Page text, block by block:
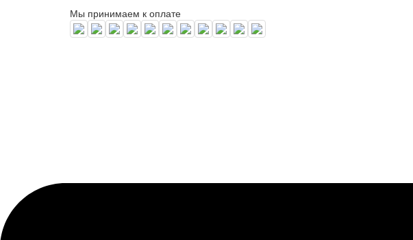
Мы принимаем к оплате